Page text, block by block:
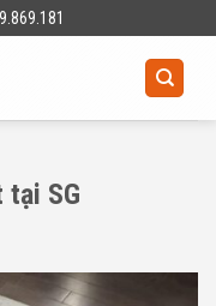
tại SG